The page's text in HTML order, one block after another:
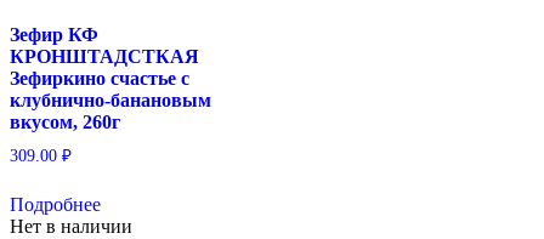
Зефир КФ
КРОНШТАДСТКАЯ
Зефиркино счастье с
клубнично-банановым
вкусом, 260г
309.00 ₽
Подробнее
Нет в наличии